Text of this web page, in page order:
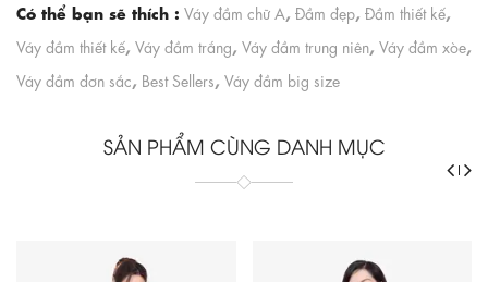
Có thể bạn sẽ thích : Váy đầm chữ A, Đầm đẹp, Đầm thiết kế,
Váy đầm thiết kế, Váy đầm trắng, Váy đầm trung niên, Váy đầm xòe,
Váy đầm đơn sắc, Best Sellers, Váy đầm big size
SẢN PHẨM CÙNG DANH MỤC